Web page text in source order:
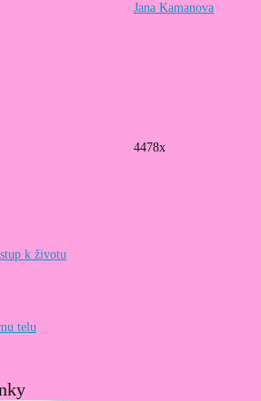
Jana Kamanova
4478x
k životu
telu